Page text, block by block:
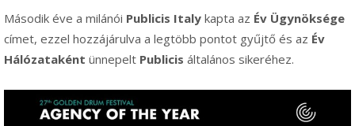
Második éve a milánói Publicis Italy kapta az Év Ügynöksége
címet, ezzel hozzájárulva a legtöbb pontot gyűjtő és az Év
Hálózataként ünnepelt Publicis általános sikeréhez.